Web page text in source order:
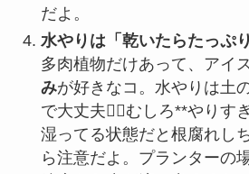
だよ。
水やりは「乾いたらたっぷ
多肉植物だけあって、アイ
みが好きなコ。水やりは土
で大丈夫🙆‍♀️むしろ**やりす
湿ってる状態だと根腐れし
ら注意だよ。プランターの